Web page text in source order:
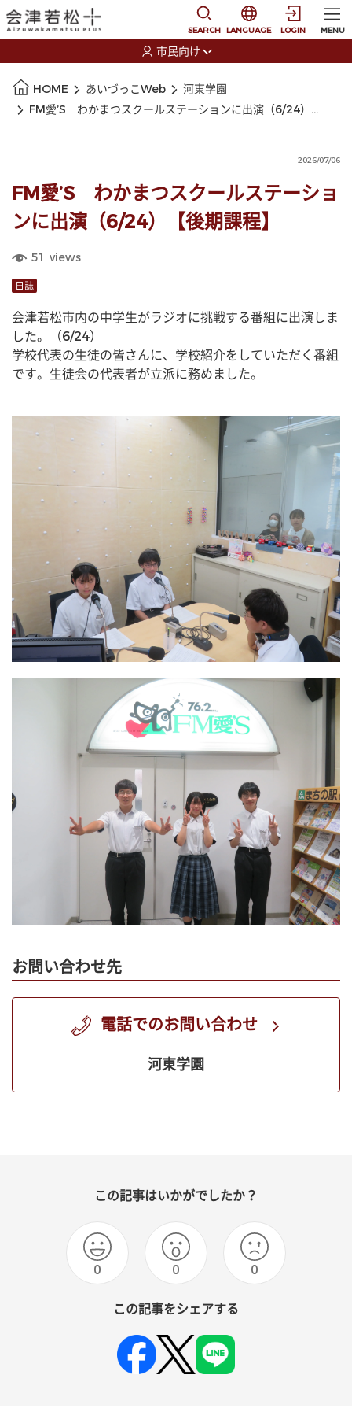
SEARCH
選択すると言語の切
LANGUAGE LOGIN MENU
市民向け
HOME あいづっこWeb
河東学園
FM愛’S わかまつスクールステーションに出演（6/24）【後期課程】
2026/07/06
FM愛’S わかまつスクールステーショ
ンに出演（6/24）【後期課程】
51 views
日誌
会津若松市内の中学生がラジオに挑戦する番組に出演しま
した。（6/24）
学校代表の生徒の皆さんに、学校紹介をしていただく番組
です。生徒会の代表者が立派に務めました。
お問い合わせ先
電話でのお問い合わせ
河東学園
この記事はいかがでしたか？
0 0 0
この記事をシェアする